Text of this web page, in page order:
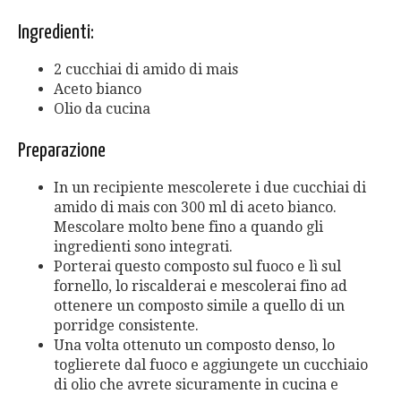
Ingredienti:
2 cucchiai di amido di mais
Aceto bianco
Olio da cucina
Preparazione
In un recipiente mescolerete i due cucchiai di
amido di mais con 300 ml di aceto bianco.
Mescolare molto bene fino a quando gli
ingredienti sono integrati.
Porterai questo composto sul fuoco e lì sul
fornello, lo riscalderai e mescolerai fino ad
ottenere un composto simile a quello di un
porridge consistente.
Una volta ottenuto un composto denso, lo
toglierete dal fuoco e aggiungete un cucchiaio
di olio che avrete sicuramente in cucina e